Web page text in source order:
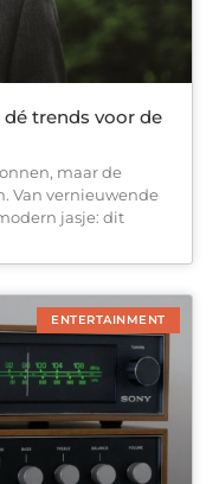
trends voor de
maar de
Van vernieuwende
jasje: dit
ENTERTAINMENT